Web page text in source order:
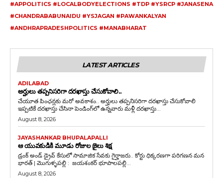
#APPOLITICS #LOCALBODYELECTIONS #TDP #YSRCP #JANASENA
#CHANDRABABUNAIDU #YSJAGAN #PAWANKALYAN
#ANDHRAPRADESHPOLITICS #MANABHARAT
LATEST ARTICLES
ADILABAD
అర్హులు తప్పనిసరిగా దరఖాస్తు చేసుకోవాలి..
చేయూత పింఛన్లకు మరో అవకాశం.. అర్హులు తప్పనిసరిగా దరఖాస్తు చేసుకోవాలి
ఇప్పటికే దరఖాస్తు చేసినా పెండింగ్‌లో ఉన్నవారు మళ్లీ దరఖాస్తు...
August 8, 2026
JAYASHANKAR BHUPALAPALLI
ఆ యువకుడికి మూడు రోజుల జైలు శిక్ష
డ్రంక్‌ అండ్‌ డ్రైవ్‌ కేసులో సామాజిక సేవకు గైర్హాజరు.. కోర్టు ధిక్కరణగా పరిగణన మన
భారత్ | మొగుళ్ళపల్లి : జయశంకర్ భూపాలపల్లి...
August 8, 2026